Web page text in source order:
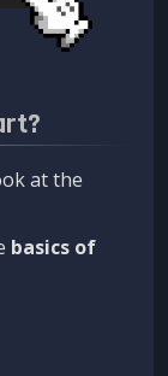
at the
basics of